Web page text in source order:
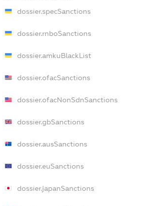
dossier.specSanctions
dossier.rnboSanctions
dossier.amkuBlackList
dossier.ofacSanctions
dossier.ofacNonSdnSanctions
dossier.gbSanctions
dossier.ausSanctions
dossier.euSanctions
dossier.japanSanctions